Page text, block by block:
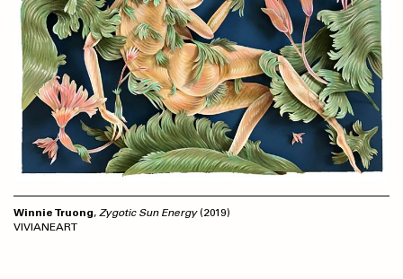
Winnie Truong, Zygotic Sun Energy(2019)
VIVIANEART